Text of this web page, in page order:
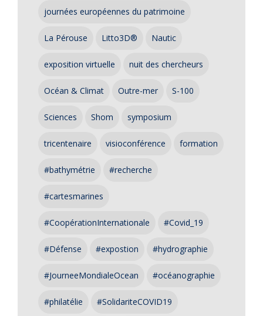
journées européennes du patrimoine
La Pérouse Litto3D® Nautic
exposition virtuelle nuit des chercheurs
Océan & Climat Outre-mer S-100
Sciences Shom symposium
tricentenaire visioconférence formation
#bathymétrie #recherche
#cartesmarines
#CoopérationInternationale #Covid_19
#Défense #expostion #hydrographie
#JourneeMondialeOcean #océanographie
#philatélie #SolidariteCOVID19